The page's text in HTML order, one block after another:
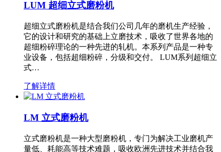
LUM 超细立式磨粉机
超细立式磨粉机是结合我们公司几年的磨机生产经验，
它的设计和研究的基础上立磨技术，吸收了世界各地的
超细粉碎理论的一种先进的轧机。本系列产品是一种专
业设备，包括超细粉碎，分级和交付。 LUM系列超细立
式…
了解详情
LM 立式磨粉机
立式磨粉机是一种大型磨粉机，专门为解决工业磨机产
量低、耗能高等技术难题，吸收欧洲先进技术并结合我